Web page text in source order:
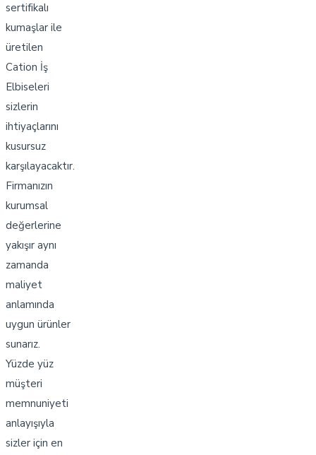
sertifikalı
kumaşlar ile
üretilen
Cation İş
Elbiseleri
sizlerin
ihtiyaçlarını
kusursuz
karşılayacaktır.
Firmanızın
kurumsal
değerlerine
yakışır aynı
zamanda
maliyet
anlamında
uygun ürünler
sunarız.
Yüzde yüz
müşteri
memnuniyeti
anlayışıyla
sizler için en